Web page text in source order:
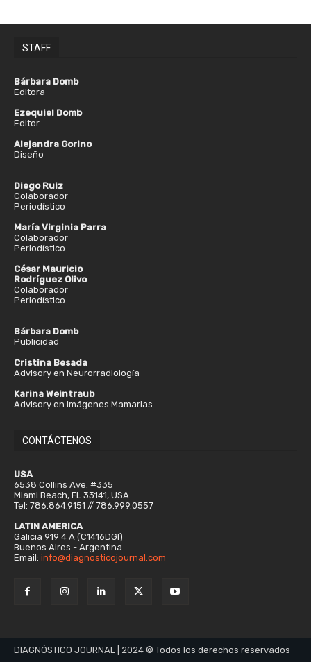
STAFF
Bárbara Domb
Editora
Ezequiel Domb
Editor
Alejandra Gorino
Diseño
Diego Ruiz
Colaborador
Periodístico
María Virginia Parra
Colaborador
Periodístico
César Mauricio
Rodríguez Olivo
Colaborador
Periodístico
Bárbara Domb
Publicidad
Cristina Besada
Advisory en Neurorradiología
Karina Weintraub
Advisory en Imágenes Mamarias
CONTÁCTENOS
USA
6538 Collins Ave. #335
Miami Beach, FL 33141, USA
Tel: 786.864.9151 // 786.999.0557
LATIN AMERICA
Galicia 919 4 A (C1416DGI)
Buenos Aires - Argentina
Email: info@diagnosticojournal.com
DIAGNÓSTICO JOURNAL | 2024 © Todos los derechos reservados